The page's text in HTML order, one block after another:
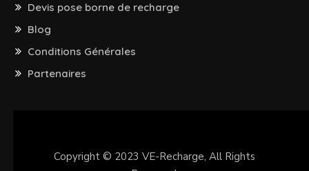
Devis pose borne de recharge
Blog
Conditions Générales
Partenaires
Copyright © 2023 VE-Recharge, All Rights